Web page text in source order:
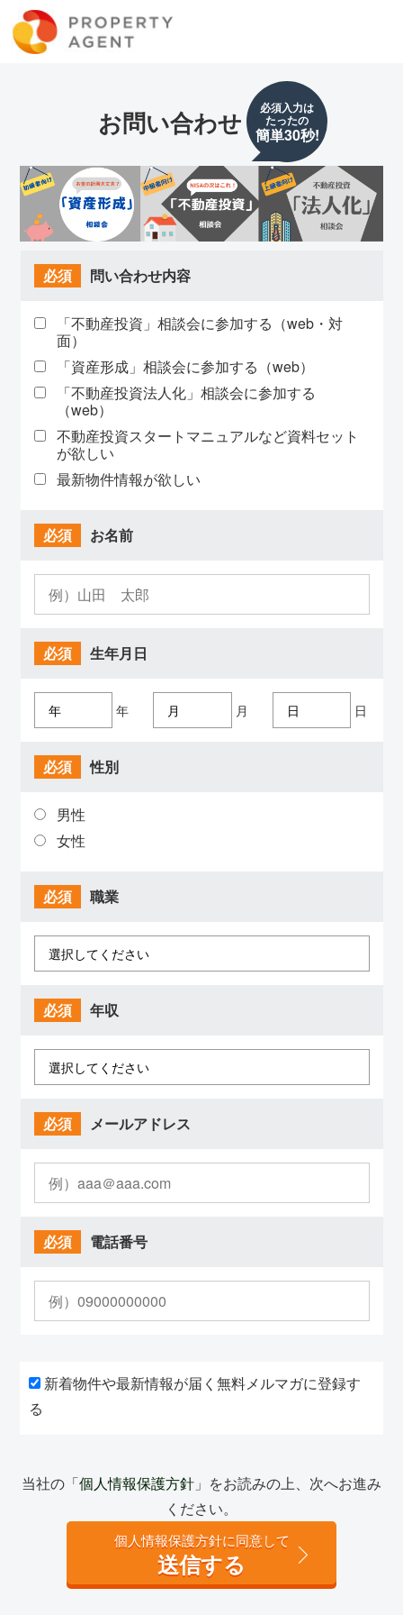
お問い合わせ 必須入力は
たったの
簡単30秒!
必須 問い合わせ内容
「不動産投資」相談会に参加する（web・対
面）
「資産形成」相談会に参加する（web）
「不動産投資法人化」相談会に参加する
（web）
不動産投資スタートマニュアルなど資料セット
が欲しい
最新物件情報が欲しい
必須 お名前
必須 生年月日
年 月 日
必須 性別
男性
女性
必須 職業
必須 年収
必須 メールアドレス
必須 電話番号
新着物件や最新情報が届く無料メルマガに登録す
る
当社の「個人情報保護方針 」をお読みの上、次へお進み
ください。
個人情報保護方針に同意して
送信する